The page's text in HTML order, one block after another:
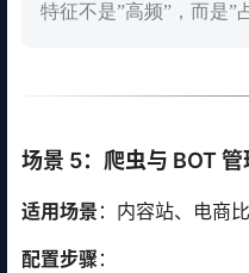
特征不是”高频”，而是”
场景 5：爬虫与 BOT 管
适用场景 ：内容站、电商
配置步骤 ：